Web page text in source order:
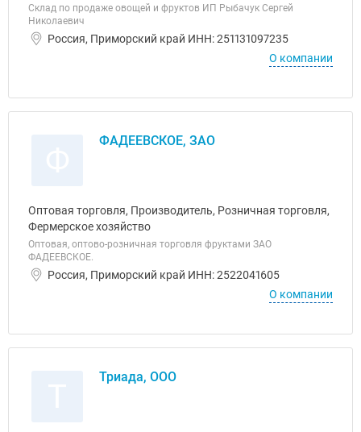
Склад по продаже овощей и фруктов ИП Рыбачук Сергей
Николаевич
Россия, Приморский край ИНН: 251131097235
О компании
ФАДЕЕВСКОЕ, ЗАО
Оптовая торговля, Производитель, Розничная торговля,
Фермерское хозяйство
Оптовая, оптово-розничная торговля фруктами ЗАО
ФАДЕЕВСКОЕ.
Россия, Приморский край ИНН: 2522041605
О компании
Триада, ООО